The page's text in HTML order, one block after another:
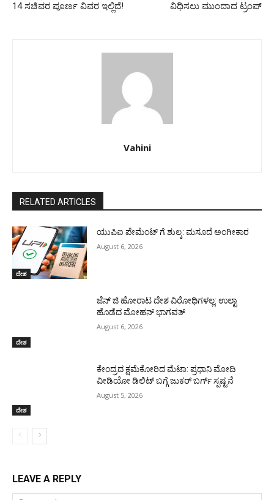
14 ಸಚಿವರ ಪೂರ್ಣ ವಿವರ ಇಲ್ಲಿದೆ!
ವಿಧಿಸಲು ಮುಂದಾದ ಟ್ರಂಪ್‌
Vahini
RELATED ARTICLES
ದೇಶ
ಯುಪಿಐ ಪೇಮೆಂಟ್ ಗೆ ಶುಲ್ಕ: ಮಸೂದೆ ಅಂಗೀಕಾರ
August 6, 2026
ದೇಶ
ಜೆನ್ ಜಿ ಹೋರಾಟ ದೇಶ ವಿರೋಧಿಗಳಲ್ಲ: ಉಲ್ಟಾ
ಹೊಡೆದ ಮೋಹನ್ ಭಾಗವತ್
August 6, 2026
ದೇಶ
ಕೇಂದ್ರದ ಕ್ಷಮೆಕೋರಿದ ಮೆಟಾ: ಪ್ರಧಾನಿ ಮೋದಿ
ವೀಡಿಯೋ ಡಿಲಿಟ್ ಬಗ್ಗೆ ಜುಕರ್ ಬರ್ಗ್ ಸ್ಪಷ್ಟನೆ
August 5, 2026
LEAVE A REPLY